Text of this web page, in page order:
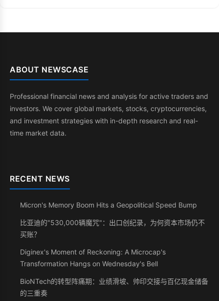
ABOUT NEWSCASE
Professional financial news and analysis for active traders and
investors. We cover global markets, stocks, cryptocurrencies,
and investment strategies with in-depth research and real-
time market data.
RECENT NEWS
Micron's Memory Boom Hits a Geopolitical Speed Bump
比亚迪的"530,000辆魔咒"：出口创纪录，为何资本市场仍不
买账？
Diginex's Moment of Reckoning: A Microcap's
Transformation Hangs on Wednesday's Bell
BioNTech的转型阵痛期：业绩滑坡、帅印交接与百亿现金储备
的三重奏